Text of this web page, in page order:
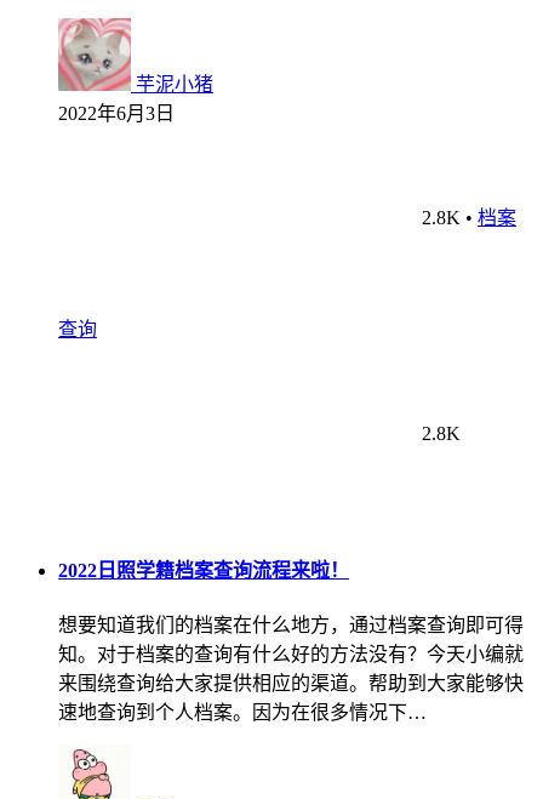
芋泥小猪
2022年6月3日
2.8K • 档案
查询
2.8K
2022日照学籍档案查询流程来啦！
想要知道我们的档案在什么地方，通过档案查询即可得
知。对于档案的查询有什么好的方法没有？今天小编就
来围绕查询给大家提供相应的渠道。帮助到大家能够快
速地查询到个人档案。因为在很多情况下…